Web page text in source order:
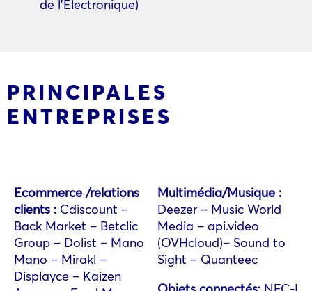
de l’Electronique)
PRINCIPALES
ENTREPRISES
Ecommerce /relations
clients : Cdiscount –
Back Market – Betclic
Group – Dolist – Mano
Mano – Mirakl –
Displayce – Kaizen
Multimédia/Musique :
Deezer – Music World
Media – api.video
(OVHcloud)– Sound to
Sight – Quanteec